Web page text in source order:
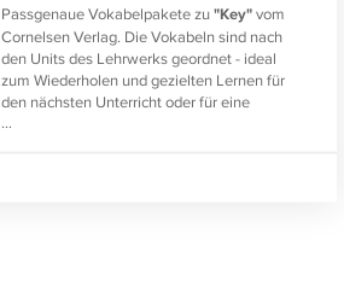
Passgenaue Vokabelpakete zu"Key"vom
Cornelsen Verlag. Die Vokabeln sind nach
den Units des Lehrwerks geordnet - ideal
zum Wiederholen und gezielten Lernen für
den nächsten Unterricht oder für eine
Prüfung.
...